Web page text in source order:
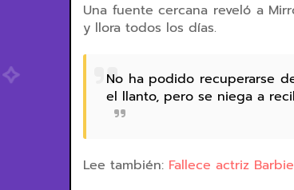
Una fuente cercana reveló a
y llora todos los días.
No ha podido recuperarse
el llanto, pero se niega a
Lee también: Fallece actriz